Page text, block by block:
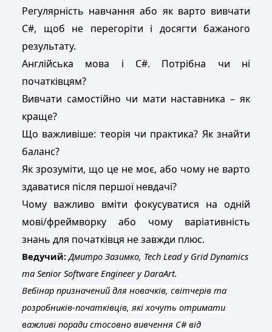
Регулярність навчання або як варто вивчати
C#, щоб не перегоріти і досягти бажаного
результату.
Англійська мова і C#. Потрібна чи ні
початківцям?
Вивчати самостійно чи мати наставника – як
краще?
Що важливіше: теорія чи практика? Як знайти
баланс?
Як зрозуміти, що це не моє, або чому не варто
здаватися після першої невдачі?
Чому важливо вміти фокусуватися на одній
мові/фреймворку або чому варіативність
знань для початківця не завжди плюс.
Ведучий:Дмитро Зазимко, Tech Leadу Grid Dynamics
та Senior Software EngineerуDaraArt.
Вебінар призначений для новачків, світчерів та
розробників-початківців, які хочуть отримати
важливі поради стосовно вивчення C# від